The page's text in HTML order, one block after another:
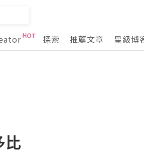
探索 推薦文章 星級博
比